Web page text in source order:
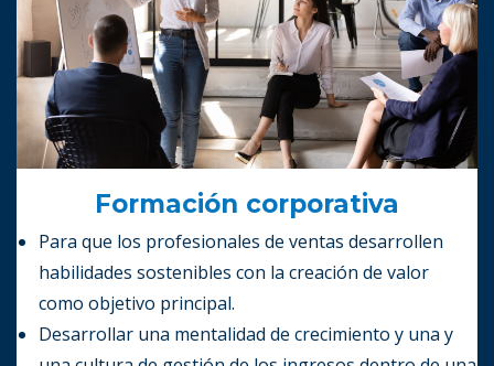
Formación corporativa
Para que los profesionales de ventas desarrollen
habilidades sostenibles con la creación de valor
como objetivo principal.
Desarrollar una mentalidad de crecimiento y una y